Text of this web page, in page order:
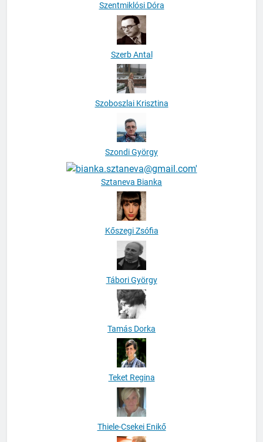
Szentmiklósi Dóra
Szerb Antal
Szoboszlai Krisztina
Szondi György
Sztaneva Bianka
Kőszegi Zsófia
Tábori György
Tamás Dorka
Teket Regina
Thiele-Csekei Enikő